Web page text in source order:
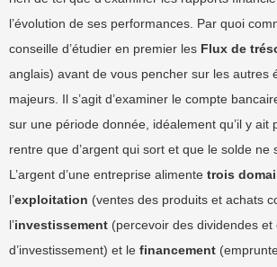
l’évolution de ses performances. Par quoi
conseille d’étudier en premier les Flux de
anglais) avant de vous pencher sur les autres
majeurs. Il s’agit d’examiner le compte
sur une période donnée, idéalement qu’il y ait
rentre que d’argent qui sort et que le solde ne
L’argent d’une entreprise alimente trois
l’exploitation (ventes des produits et achats
l’investissement (percevoir des dividendes
d’investissement) et le financement